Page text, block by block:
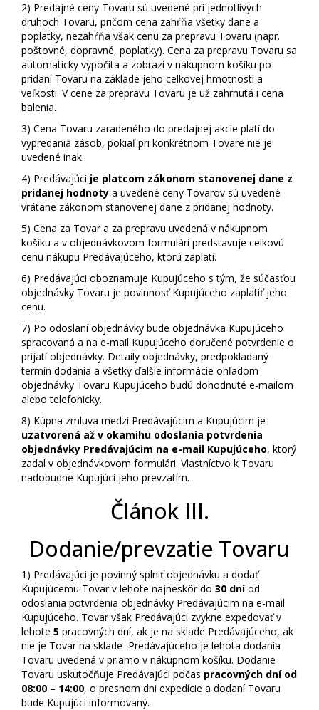
2) Predajné ceny Tovaru sú uvedené pri jednotlivých
druhoch Tovaru, pričom cena zahŕňa všetky dane a
poplatky, nezahŕňa však cenu za prepravu Tovaru (napr.
poštovné, dopravné, poplatky). Cena za prepravu Tovaru sa
automaticky vypočíta a zobrazí v nákupnom košíku po
pridaní Tovaru na základe jeho celkovej hmotnosti a
veľkosti. V cene za prepravu Tovaru je už zahrnutá i cena
balenia.
3) Cena Tovaru zaradeného do predajnej akcie platí do
vypredania zásob, pokiaľ pri konkrétnom Tovare nie je
uvedené inak.
4) Predávajúci je platcom zákonom stanovenej dane z
pridanej hodnoty a uvedené ceny Tovarov sú uvedené
vrátane zákonom stanovenej dane z pridanej hodnoty.
5) Cena za Tovar a za prepravu uvedená v nákupnom
košíku a v objednávkovom formulári predstavuje celkovú
cenu nákupu Predávajúceho, ktorú zaplatí.
6) Predávajúci oboznamuje Kupujúceho s tým, že súčasťou
objednávky Tovaru je povinnosť Kupujúceho zaplatiť jeho
cenu.
7) Po odoslaní objednávky bude objednávka Kupujúceho
spracovaná a na e-mail Kupujúceho doručené potvrdenie o
prijatí objednávky. Detaily objednávky, predpokladaný
termín dodania a všetky ďalšie informácie ohľadom
objednávky Tovaru Kupujúceho budú dohodnuté e-mailom
alebo telefonicky.
8) Kúpna zmluva medzi Predávajúcim a Kupujúcim je
uzatvorená až v okamihu odoslania potvrdenia
objednávky Predávajúcim na e-mail Kupujúceho, ktorý
zadal v objednávkovom formulári. Vlastníctvo k Tovaru
nadobudne Kupujúci jeho prevzatím.
Článok III.
Dodanie/prevzatie Tovaru
1) Predávajúci je povinný splniť objednávku a dodať
Kupujúcemu Tovar v lehote najneskôr do 30 dníod
odoslania potvrdenia objednávky Predávajúcim na e-mail
Kupujúceho. Tovar však Predávajúci zvykne expedovať v
lehote 5 pracovných dní, ak je na sklade Predávajúceho, ak
nie je Tovar na sklade Predávajúceho je lehota dodania
Tovaru uvedená v priamo v nákupnom košíku. Dodanie
Tovaru uskutočňuje Predávajúci počas pracovných dní od
08:00 – 14:00, o presnom dni expedície a dodaní Tovaru
bude Kupujúci informovaný.